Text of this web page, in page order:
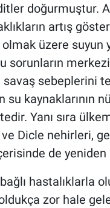
doğurmuştur.
artış
olmak üzere
sorunların
sebeplerini
su kaynaklarının
Yanı sıra
ve Dicle nehirleri,
de yeniden
hastalıklarla
zor hale